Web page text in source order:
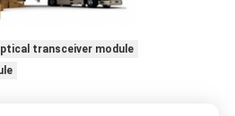
transceiver module